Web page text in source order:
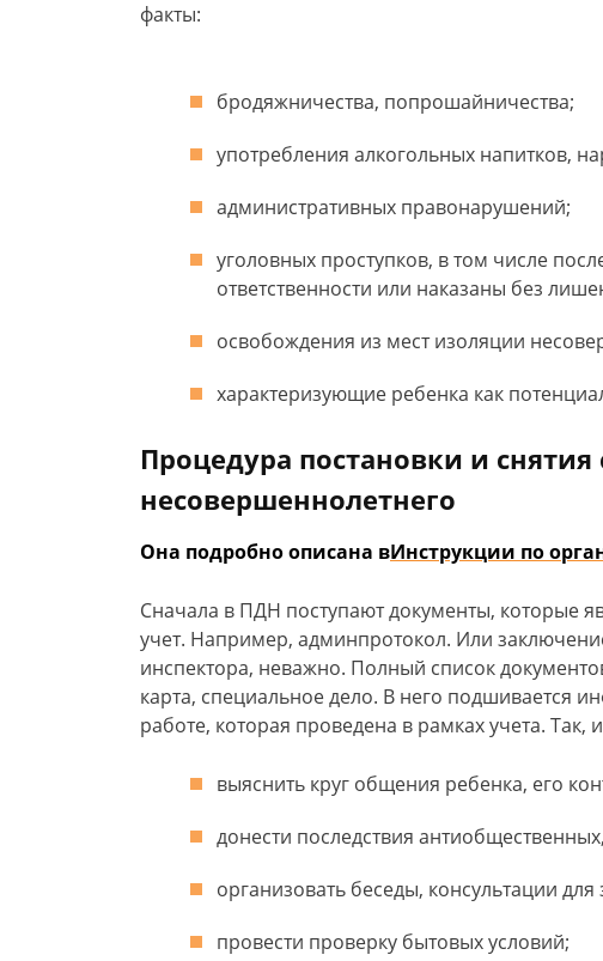
факты:
бродяжничества, попрошайничества;
употребления алкогольных напитков,
административных правонарушений;
уголовных проступков, в том числе
ответственности или наказаны без
освобождения из мест изоляции
характеризующие ребенка как
Процедура постановки и снятия
несовершеннолетнего
Она подробно описана вИнструкции по
Сначала в ПДН поступают документы, которые
учет. Например, админпротокол. Или
инспектора, неважно. Полный список
карта, специальное дело. В него подшивается
работе, которая проведена в рамках учета. Так,
выяснить круг общения ребенка, его
донести последствия
организовать беседы, консультации
провести проверку бытовых условий;